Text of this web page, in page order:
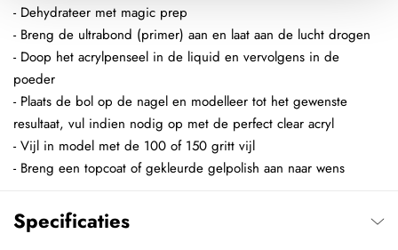
- Dehydrateer met magic prep
- Breng de ultrabond (primer) aan en laat aan de lucht drogen
- Doop het acrylpenseel in de liquid en vervolgens in de
poeder
- Plaats de bol op de nagel en modelleer tot het gewenste
resultaat, vul indien nodig op met de perfect clear acryl
- Vijl in model met de 100 of 150 gritt vijl
- Breng een topcoat of gekleurde gelpolish aan naar wens
Specificaties